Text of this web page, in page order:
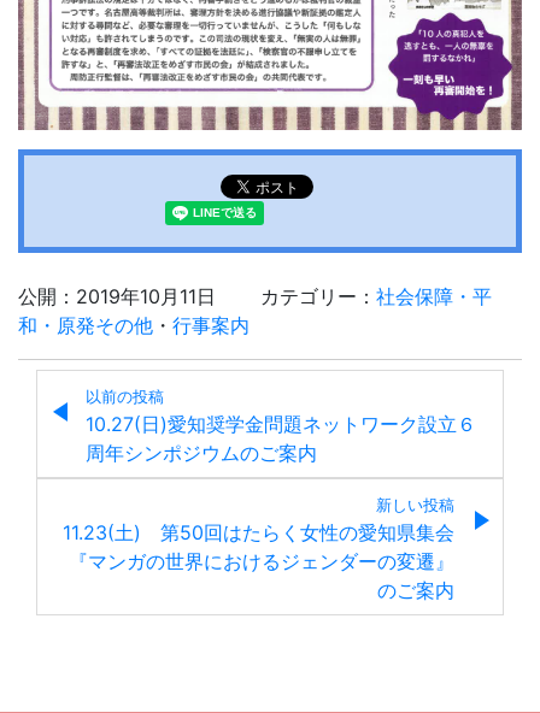
公開：2019年10月11日 カテゴリー： 社会保障・平
和・原発その他 ・ 行事案内
以前の投稿
10.27(日)愛知奨学金問題ネットワーク設立６
周年シンポジウムのご案内
新しい投稿
11.23(土) 第50回はたらく女性の愛知県集会
『マンガの世界におけるジェンダーの変遷』
のご案内